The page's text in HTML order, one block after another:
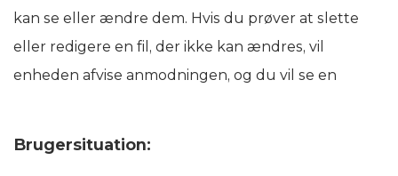
kan se eller ændre dem. Hvis du prøver at slette
eller redigere en fil, der ikke kan ændres, vil
enheden afvise anmodningen, og du vil se en
Brugersituation: